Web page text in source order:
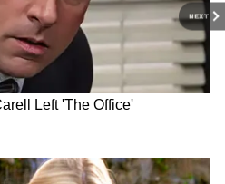
NEXT
Sonam Wangchuk Health
Update : सोनम की पत्नी ने उठाए
बेहद गंभीर सवाल, हाईकोर्ट में क्या
हुआ?